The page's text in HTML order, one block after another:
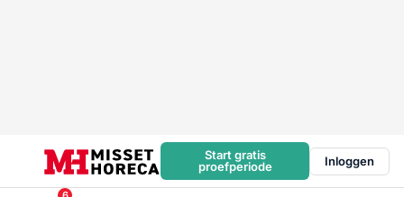
Start gratis
proefperiode
Inloggen